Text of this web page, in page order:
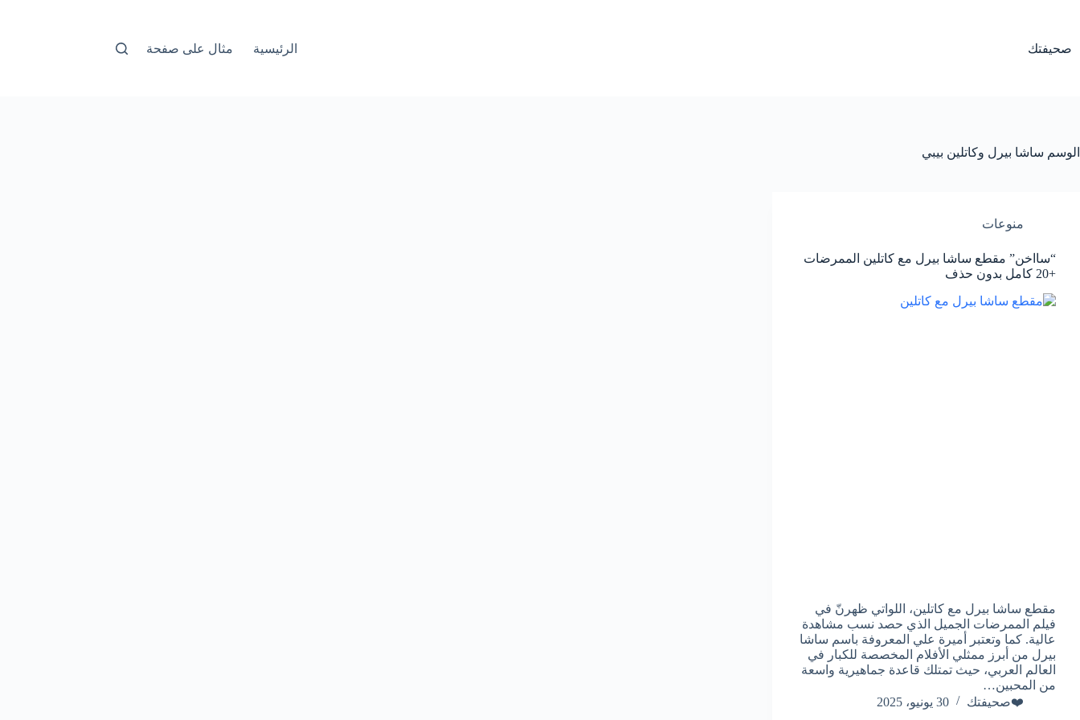
صحيفتك الرئيسية مثال على صفحة
الوسم ساشا بيرل وكاتلين بيبي
منوعات
“سااخن” مقطع ساشا بيرل مع كاتلين الممرضات
+20 كامل بدون حذف
مقطع ساشا بيرل مع كاتلين، اللواتي ظهرنّ في
فيلم الممرضات الجميل الذي حصد نسب مشاهدة
عالية. كما وتعتبر أميرة علي المعروفة باسم ساشا
بيرل من أبرز ممثلي الأفلام المخصصة للكبار في
العالم العربي، حيث تمتلك قاعدة جماهيرية واسعة
من المحبين…
❤️صحيفتك
30 يونيو، 2025